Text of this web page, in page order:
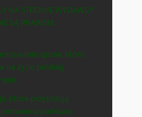
NA STRONIE WYDAWCY
SĄ PRAWEM
spraw, które
na życie polskiej
które przybliżają
państwa,